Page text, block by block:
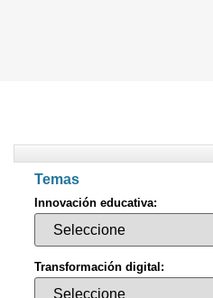
Temas
Innovación educativa:
Transformación digital: